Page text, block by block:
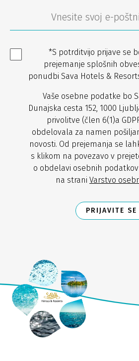
*S potrditvijo prijave se
prejemanje splošnih
ponudbi Sava Hotels &
Vaše osebne podatke bo
Dunajska cesta 152, 1000
privolitve (člen 6(1)a
obdelovala za namen
novosti. Od prejemanja se
s klikom na povezavo v
o obdelavi osebnih
na strani Varstvo
PRIJAVITE SE